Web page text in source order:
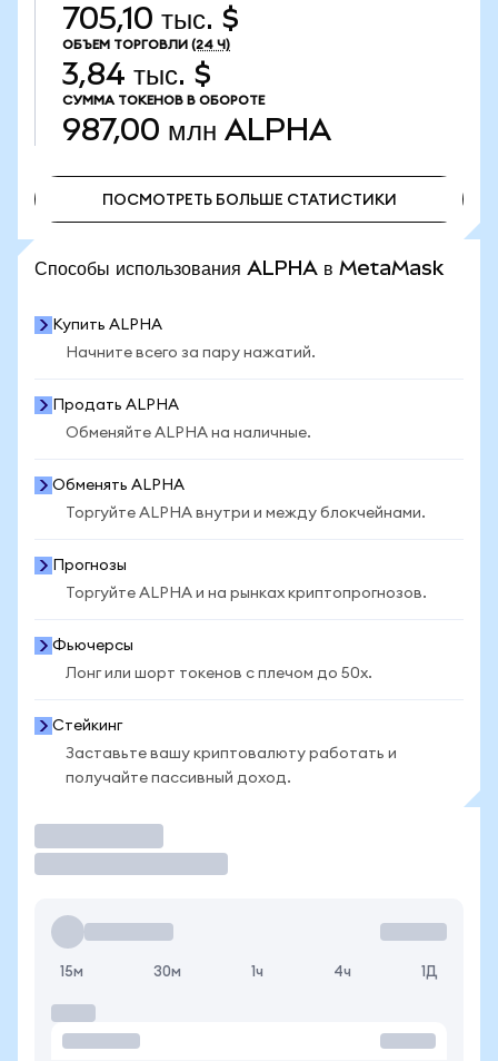
705,10 тыс. $
ОБЪЕМ ТОРГОВЛИ (24 Ч)
3,84 тыс. $
СУММА ТОКЕНОВ В ОБОРОТЕ
987,00 млн ALPHA
ПОСМОТРЕТЬ БОЛЬШЕ СТАТИСТИКИ
Способы использования ALPHA в MetaMask
Купить ALPHA
Начните всего за пару нажатий.
Продать ALPHA
Обменяйте ALPHA на наличные.
Обменять ALPHA
Торгуйте ALPHA внутри и между блокчейнами.
Прогнозы
Торгуйте ALPHA и на рынках криптопрогнозов.
Фьючерсы
Лонг или шорт токенов с плечом до 50x.
Стейкинг
Заставьте вашу криптовалюту работать и
получайте пассивный доход.
15м 30м 1ч 4ч 1Д